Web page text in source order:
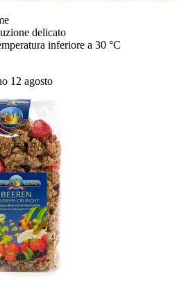
delicato
inferiore a 30 °C
12 agosto